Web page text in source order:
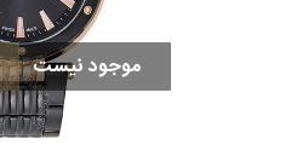
موجود نیست